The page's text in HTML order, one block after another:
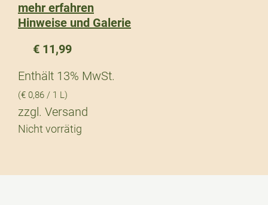
mehr erfahren
Hinweise und Galerie
€ 11,99
Enthält 13% MwSt.
(€ 0,86 / 1 L)
zzgl. Versand
Nicht vorrätig